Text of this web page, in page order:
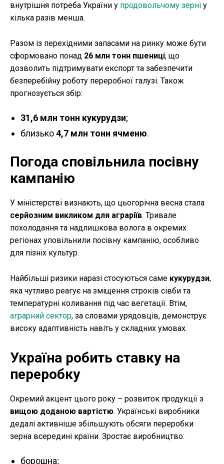
внутрішня потреба України у продовольчому зерні у
кілька разів менша.
Разом із перехідними запасами на ринку може бути
сформовано понад 26 млн тонн пшениці, що
дозволить підтримувати експорт та забезпечити
безперебійну роботу переробної галузі. Також
прогнозується збір:
31,6 млн тонн кукурудзи;
близько4,7 млн тонн ячменю.
Погода сповільнила посівну
кампанію
У міністерстві визнають, що цьогорічна весна стала
серйозним викликом для аграріїв. Тривале
похолодання та надлишкова волога в окремих
регіонах уповільнили посівну кампанію, особливо
для пізніх культур.
Найбільші ризики наразі стосуються саме кукурудзи,
яка чутливо реагує на зміщення строків сівби та
температурні коливання під час вегетації. Втім,
аграрний сектор, за словами урядовців, демонструє
високу адаптивність навіть у складних умовах.
Україна робить ставку на
переробку
Окремий акцент цього року – розвиток продукції з
вищою доданою вартістю. Українські виробники
дедалі активніше збільшують обсяги переробки
зерна всередині країни. Зростає виробництво:
борошна;